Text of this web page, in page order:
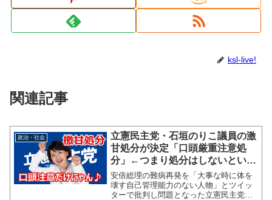
ksl-live!
関連記事
政治・社会
立憲民主党・石垣のりこ議員の激
甘処分が決定「口頭厳重注意処
分」←つまり処分はしないという
ことですよね？
安倍総理の難病再発を「大事な時に体を
壊す自己管理能力のない人物」とツイッ
ターで批判し問題となった立憲民主党の